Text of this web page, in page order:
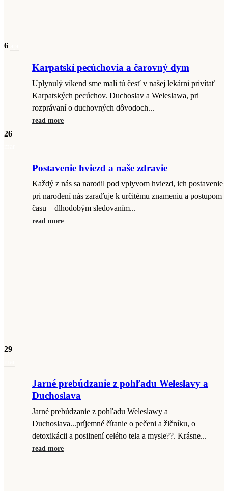
6
Karpatskí pecúchovia a čarovný dym
Uplynulý víkend sme mali tú česť v našej lekárni privítať
Karpatských pecúchov. Duchoslav a Weleslawa, pri
rozprávaní o duchovných dôvodoch...
read more
26
Postavenie hviezd a naše zdravie
Každý z nás sa narodil pod vplyvom hviezd, ich postavenie
pri narodení nás zaraďuje k určitému znameniu a postupom
času – dlhodobým sledovaním...
read more
29
Jarné prebúdzanie z pohľadu Weleslavy a
Duchoslava
Jarné prebúdzanie z pohľadu Weleslawy a
Duchoslava...príjemné čítanie o pečeni a žlčníku, o
detoxikácii a posilnení celého tela a mysle??. Krásne...
read more